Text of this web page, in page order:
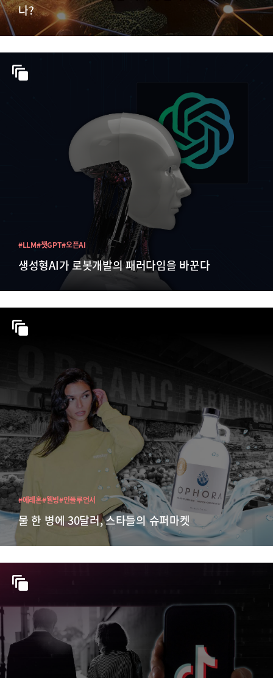
나?
생성형AI가 로봇개발의 패러다임을 바꾼다
#LLM#챗GPT#오픈AI
물 한 병에 30달러, 스타들의 슈퍼마켓
#에레혼#웰빙#인플루언서